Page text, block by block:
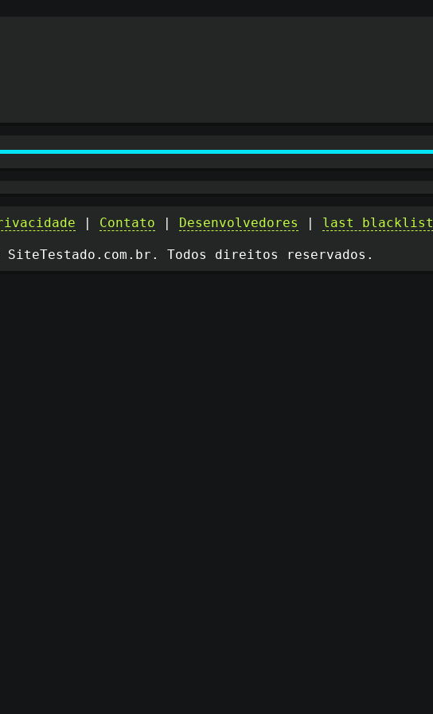
Contato Desenvolvedores last blacklist
SiteTestado.com.br. Todos direitos reservados.